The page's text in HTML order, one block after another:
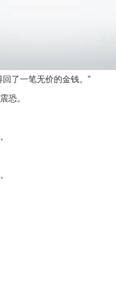
了一笔无价的金钱。”
恐。